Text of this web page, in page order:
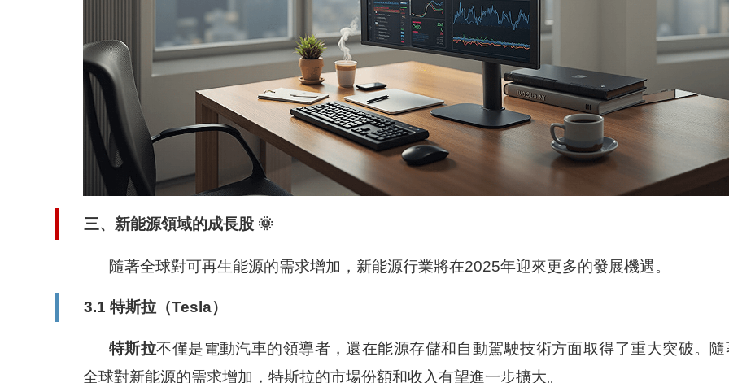
三、新能源領域的成長股 🌞
隨著全球對可再生能源的需求增加，新能源行業將在2025年迎來更多的發展機遇。
3.1 特斯拉（Tesla）
特斯拉不僅是電動汽車的領導者，還在能源存儲和自動駕駛技術方面取得了重大突破。隨
全球對新能源的需求增加，特斯拉的市場份額和收入有望進一步擴大。